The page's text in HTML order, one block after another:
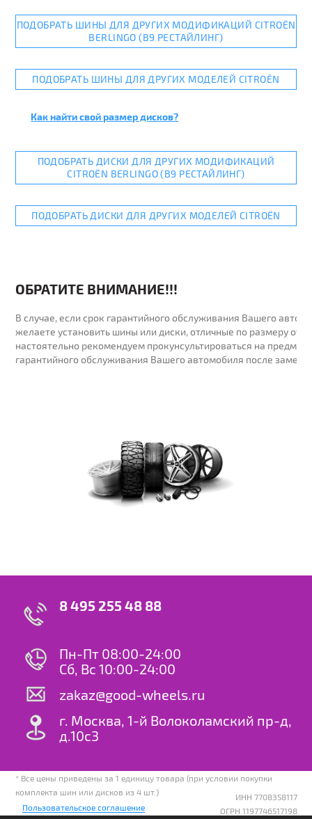
ПОДОБРАТЬ ШИНЫ ДЛЯ ДРУГИХ МОДИФИКАЦИЙ CITROËN
BERLINGO (B9 РЕСТАЙЛИНГ)
ПОДОБРАТЬ ШИНЫ ДЛЯ ДРУГИХ МОДЕЛЕЙ CITROËN
Как найти свой размер дисков?
ПОДОБРАТЬ ДИСКИ ДЛЯ ДРУГИХ МОДИФИКАЦИЙ
CITROËN BERLINGO (B9 РЕСТАЙЛИНГ)
ПОДОБРАТЬ ДИСКИ ДЛЯ ДРУГИХ МОДЕЛЕЙ CITROËN
ОБРАТИТЕ ВНИМАНИЕ!!!
В случае, если срок гарантийного обслуживания Вашего
желаете установить шины или диски, отличные по размеру от
настоятельно рекомендуем прокунсультироваться на предмет
гарантийного обслуживания Вашего автомобиля после
8 495 255 48 88
Пн-Пт 08:00-24:00
Сб, Вс 10:00-24:00
zakaz@good-wheels.ru
г. Москва, 1-й Волоколамский пр-д,
д.10с3
* Все цены приведены за 1 единицу товара (при условии покупки
комплекта шин или дисков из 4 шт.)
Пользовательское соглашение
ИНН 7708358117
ОГРН 1197746517198